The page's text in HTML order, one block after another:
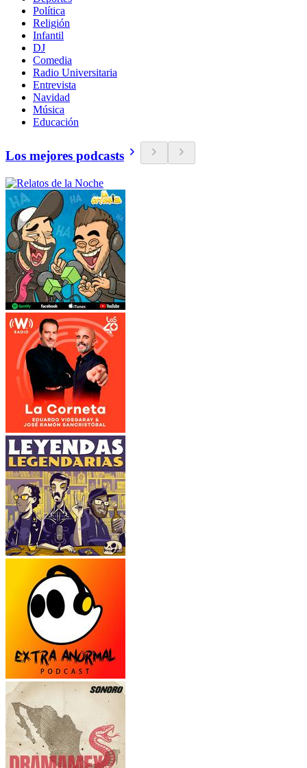
Política
Religión
Infantil
DJ
Comedia
Radio Universitaria
Entrevista
Navidad
Música
Educación
Los mejores podcasts